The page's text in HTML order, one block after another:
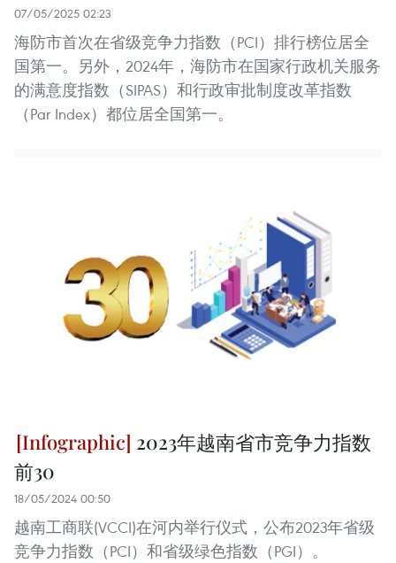
07/05/2025 02:23
海防市首次在省级竞争力指数（PCI）排行榜位居全
国第一。另外，2024年，海防市在国家行政机关服务
的满意度指数（SIPAS）和行政审批制度改革指数
（Par Index）都位居全国第一。
2023年越南省市竞争力指数
前30
18/05/2024 00:50
越南工商联(VCCI)在河内举行仪式，公布2023年省级
竞争力指数（PCI）和省级绿色指数（PGI）。